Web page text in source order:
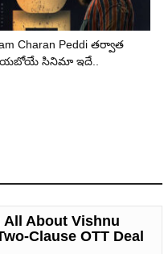
Charan Peddi తర్వాత
సినిమా ఇదే..
All About Vishnu
Clause OTT Deal